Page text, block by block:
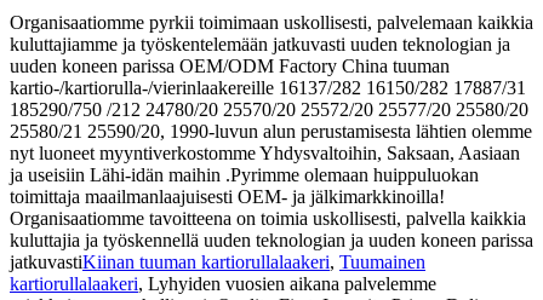
Organisaatiomme pyrkii toimimaan uskollisesti, palvelemaan kaikkia
kuluttajiamme ja työskentelemään jatkuvasti uuden teknologian ja
uuden koneen parissa OEM/ODM Factory China tuuman
kartio-/kartiorulla-/vierinlaakereille 16137/282 16150/282 17887/31
185290/750 /212 24780/20 25570/20 25572/20 25577/20 25580/20
25580/21 25590/20, 1990-luvun alun perustamisesta lähtien olemme
nyt luoneet myyntiverkostomme Yhdysvaltoihin, Saksaan, Aasiaan
ja useisiin Lähi-idän maihin .Pyrimme olemaan huippuluokan
toimittaja maailmanlaajuisesti OEM- ja jälkimarkkinoilla!
Organisaatiomme tavoitteena on toimia uskollisesti, palvella kaikkia
kuluttajia ja työskennellä uuden teknologian ja uuden koneen parissa
jatkuvastiKiinan tuuman kartiorullalaakeri, Tuumainen
kartiorullalaakeri, Lyhyiden vuosien aikana palvelemme